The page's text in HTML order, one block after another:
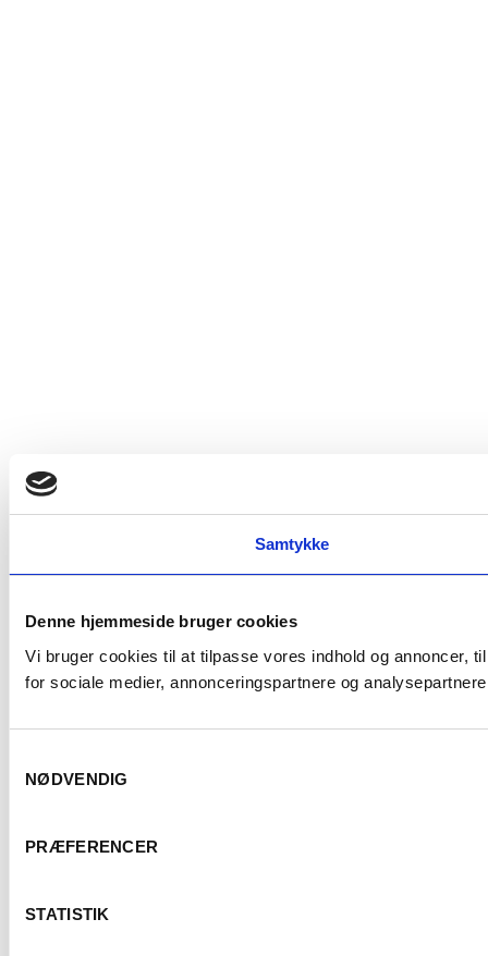
Samtykke
Denne hjemmeside bruger cookies
Vi bruger cookies til at tilpasse vores indhold og annoncer,
for sociale medier, annonceringspartnere og
NØDVENDIG
PRÆFERENCER
STATISTIK